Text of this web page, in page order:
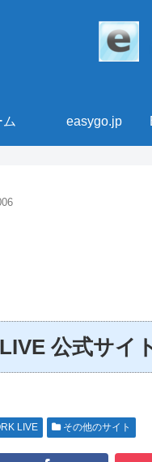
ム easygo.jp
公式サイ
LIVE その他のサイト